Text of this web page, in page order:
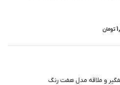
تومان
و ملاقه مدل هفت رنگ